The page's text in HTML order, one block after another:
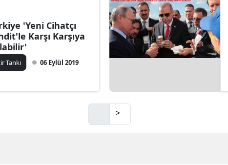
'Yeni Cihatçı
Karşı Karşıya
Tankı 06 Eylül 2019
>